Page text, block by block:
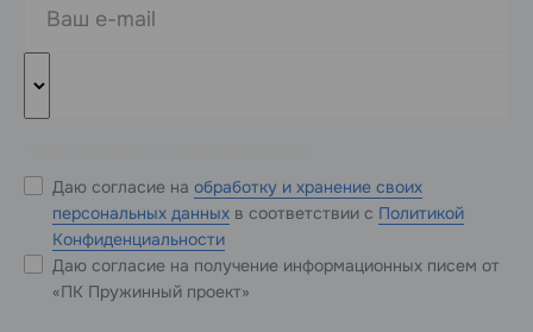
Даю согласие на обработку и хранение своих
персональных данных в соответствии с Политикой
Конфиденциальности
Даю согласие на получение информационных писем от
«ПК Пружинный проект»